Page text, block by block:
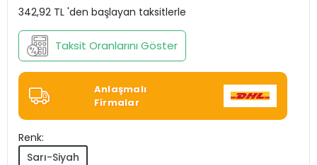
342,92 TL 'den başlayan taksitlerle
Taksit Oranlarını Göster
Anlaşmalı
Firmalar
Renk:
Sarı-Siyah